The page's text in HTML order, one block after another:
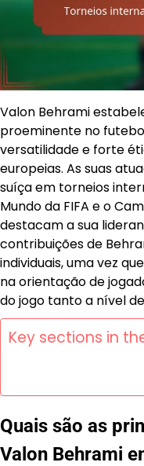
Valon Behrami
proeminente no
versatilidade e forte
europeias. As suas
suíça em torneios
Mundo da FIFA e o
destacam a sua
contribuições de
individuais, uma vez
na orientação de
do jogo tanto a nível
Key sections in
Quais são as
Valon Behrami